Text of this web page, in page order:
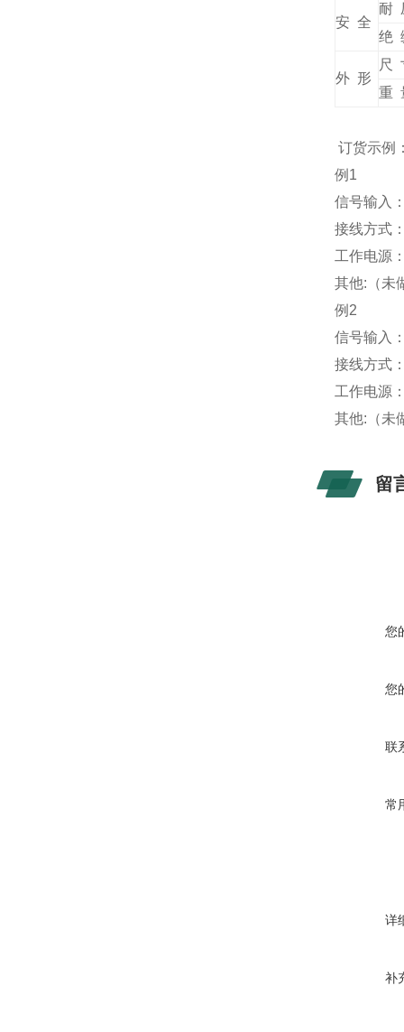
安 全
耐
绝
外 形
尺
重
订货示例
例1
信号输入
接线方式
工作电源
其他:（未
例2
信号输入
接线方式
工作电源
其他:（未
留
您
您
联
常
详
补